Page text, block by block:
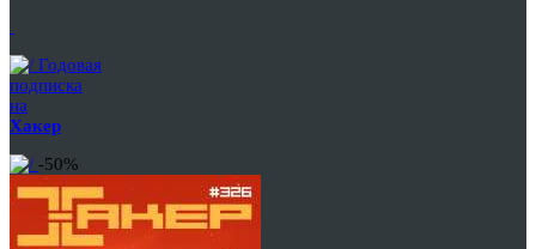
Годовая
подписка
на
Хакер
-50%